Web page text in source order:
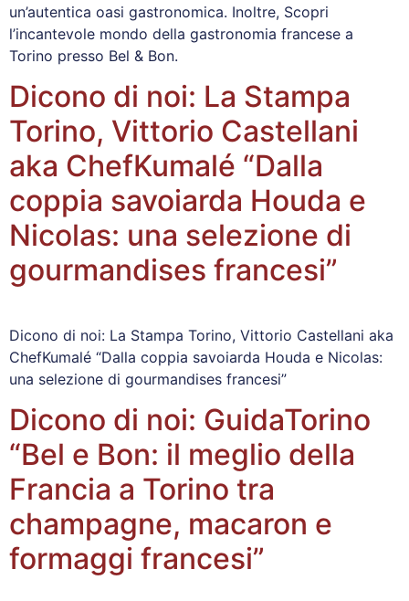
un’autentica oasi gastronomica. Inoltre, Scopri
l’incantevole mondo della gastronomia francese a
Torino presso Bel & Bon.
Dicono di noi: La Stampa
Torino, Vittorio Castellani
aka ChefKumalé “Dalla
coppia savoiarda Houda e
Nicolas: una selezione di
gourmandises francesi”
Dicono di noi: La Stampa Torino, Vittorio Castellani aka
ChefKumalé “Dalla coppia savoiarda Houda e Nicolas:
una selezione di gourmandises francesi”
Dicono di noi: GuidaTorino
“Bel e Bon: il meglio della
Francia a Torino tra
champagne, macaron e
formaggi francesi”